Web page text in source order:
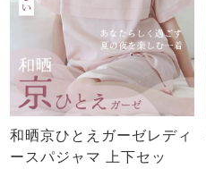
和晒京ひとえガーゼレディ
ースパジャマ 上下セッ